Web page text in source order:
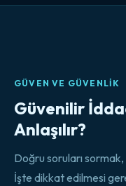
GÜVEN VE GÜVENLIK
Güvenilir
Anlaşılır?
Doğru soruları
İşte dikkat edilmesi